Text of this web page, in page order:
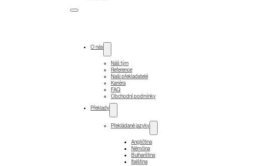
O nás
Náš tým
Reference
Naši překladatelé
Kariéra
FAQ
Obchodní podmínky
Překlady
Překládané jazyky
Angličtina
Němčina
Bulharština
Italština